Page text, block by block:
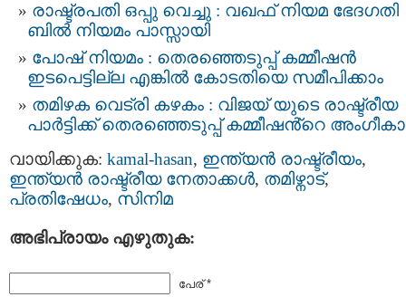
രാഷ്ട്രപതി ഒപ്പു വെച്ചു : വഖഫ് നിയമ ഭേദഗതി
ബില്‍ നിയമം പാസ്സായി
പോഷ് നിയമം : തെരഞ്ഞെടുപ്പ് കമ്മീഷൻ
ഇടപെട്ടില്ല എങ്കിൽ കോടതിയെ സമീപിക്കാം
തമിഴക വെട്രി കഴകം : വിജയ് യുടെ രാഷ്ട്രീയ
പാര്‍ട്ടിക്ക് തെരഞ്ഞെടുപ്പ് കമ്മീഷൻ്റെ
വായിക്കുക: kamal-hasan, ഇന്ത്യന്‍ രാഷ്ട്രീയം,
ഇന്ത്യന്‍ രാഷ്ട്രീയ നേതാക്കള്‍, തമിഴ്നാട്,
പ്രതിഷേധം, സിനിമ
അഭിപ്രായം എഴുതുക:
പേര് *